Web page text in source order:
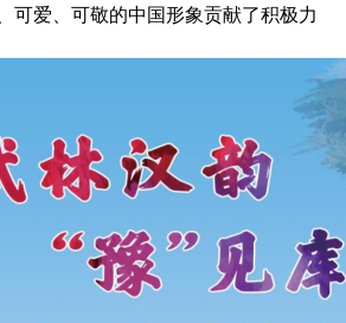
可爱、可敬的中国形象贡献了积极力